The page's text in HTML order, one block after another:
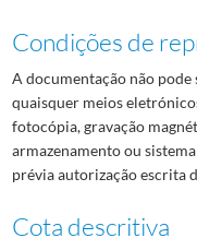
Condições de
A documentação não
quaisquer meios
fotocópia, gravação
armazenamento ou
prévia autorização escrita
Cota descritiva